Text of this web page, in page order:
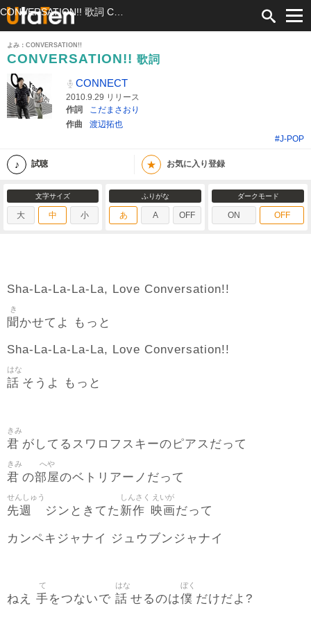
よみ：CONVERSATION!!
CONVERSATION!! 歌詞
CONNECT
2010.9.29 リリース
作詞
こだまさおり
作曲
渡辺拓也
#J-POP
試聴 ★ お気に入り登録
文字サイズ
大 中 小
ふりがな
あ A OFF
ダークモード
ON OFF
Sha-La-La-La-La, Love Conversation!!
聞
き
かせてよ もっと
Sha-La-La-La-La, Love Conversation!!
話
はな
そうよ もっと
君
きみ
がしてるスワロフスキーのピアスだって
君
きみ
の部屋
へや
のベトリアーノだって
先週
せんしゅう
ジンときてた 新作
しんさく
映画
えいが
だって
カンペキジャナイ ジュウブンジャナイ
ねえ 手
て
をつないで 話
はな
せるのは僕
ぼく
だけだよ?